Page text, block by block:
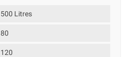
500 Litres
80
120